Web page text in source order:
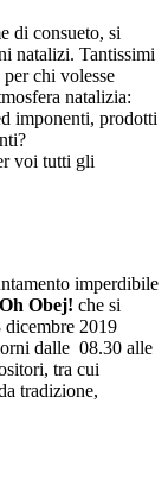
di consueto, si
natalizi. Tantissimi
chi volesse
natalizia:
imponenti, prodotti
voi tutti gli
imperdibile
Obej! che si
dicembre 2019
dalle 08.30 alle
tra cui
tradizione,